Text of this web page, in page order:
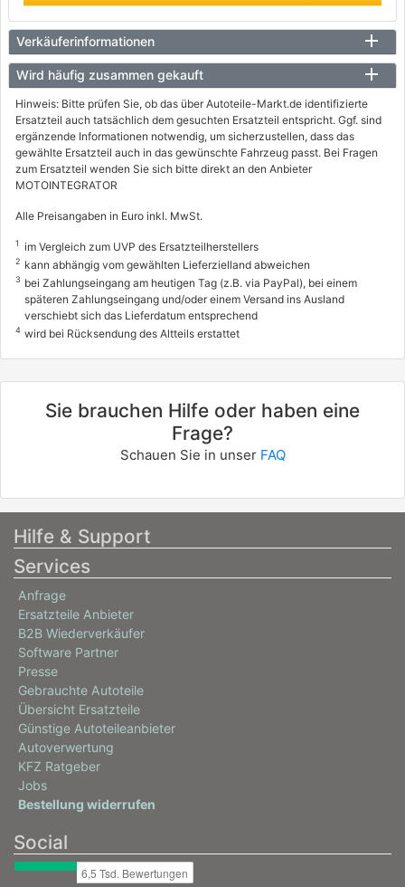
Verkäuferinformationen
Wird häufig zusammen gekauft
Hinweis: Bitte prüfen Sie, ob das über Autoteile-Markt.de identifizierte
Ersatzteil auch tatsächlich dem gesuchten Ersatzteil entspricht. Ggf. sind
ergänzende Informationen notwendig, um sicherzustellen, dass das
gewählte Ersatzteil auch in das gewünschte Fahrzeug passt. Bei Fragen
zum Ersatzteil wenden Sie sich bitte direkt an den Anbieter
MOTOINTEGRATOR
Alle Preisangaben in Euro inkl. MwSt.
1 im Vergleich zum UVP des Ersatzteilherstellers
2 kann abhängig vom gewählten Lieferzielland abweichen
3 bei Zahlungseingang am heutigen Tag (z.B. via PayPal), bei einem
späteren Zahlungseingang und/oder einem Versand ins Ausland
verschiebt sich das Lieferdatum entsprechend
4 wird bei Rücksendung des Altteils erstattet
Sie brauchen Hilfe oder haben eine
Frage?
Schauen Sie in unser FAQ
Hilfe & Support
Services
Anfrage
Ersatzteile Anbieter
B2B Wiederverkäufer
Software Partner
Presse
Gebrauchte Autoteile
Übersicht Ersatzteile
Günstige Autoteileanbieter
Autoverwertung
KFZ Ratgeber
Jobs
Bestellung widerrufen
Social